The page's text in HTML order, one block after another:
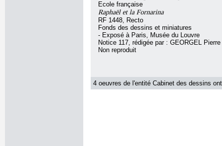
Ecole française
Raphaël et la Fornarina
RF 1448, Recto
Fonds des dessins et miniatures
- Exposé à Paris, Musée du Louvre
Notice 117, rédigée par : GEORGEL Pierre
Non reproduit
4 oeuvres de l'entité Cabinet des dessins